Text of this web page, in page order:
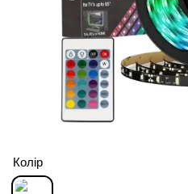
Колір